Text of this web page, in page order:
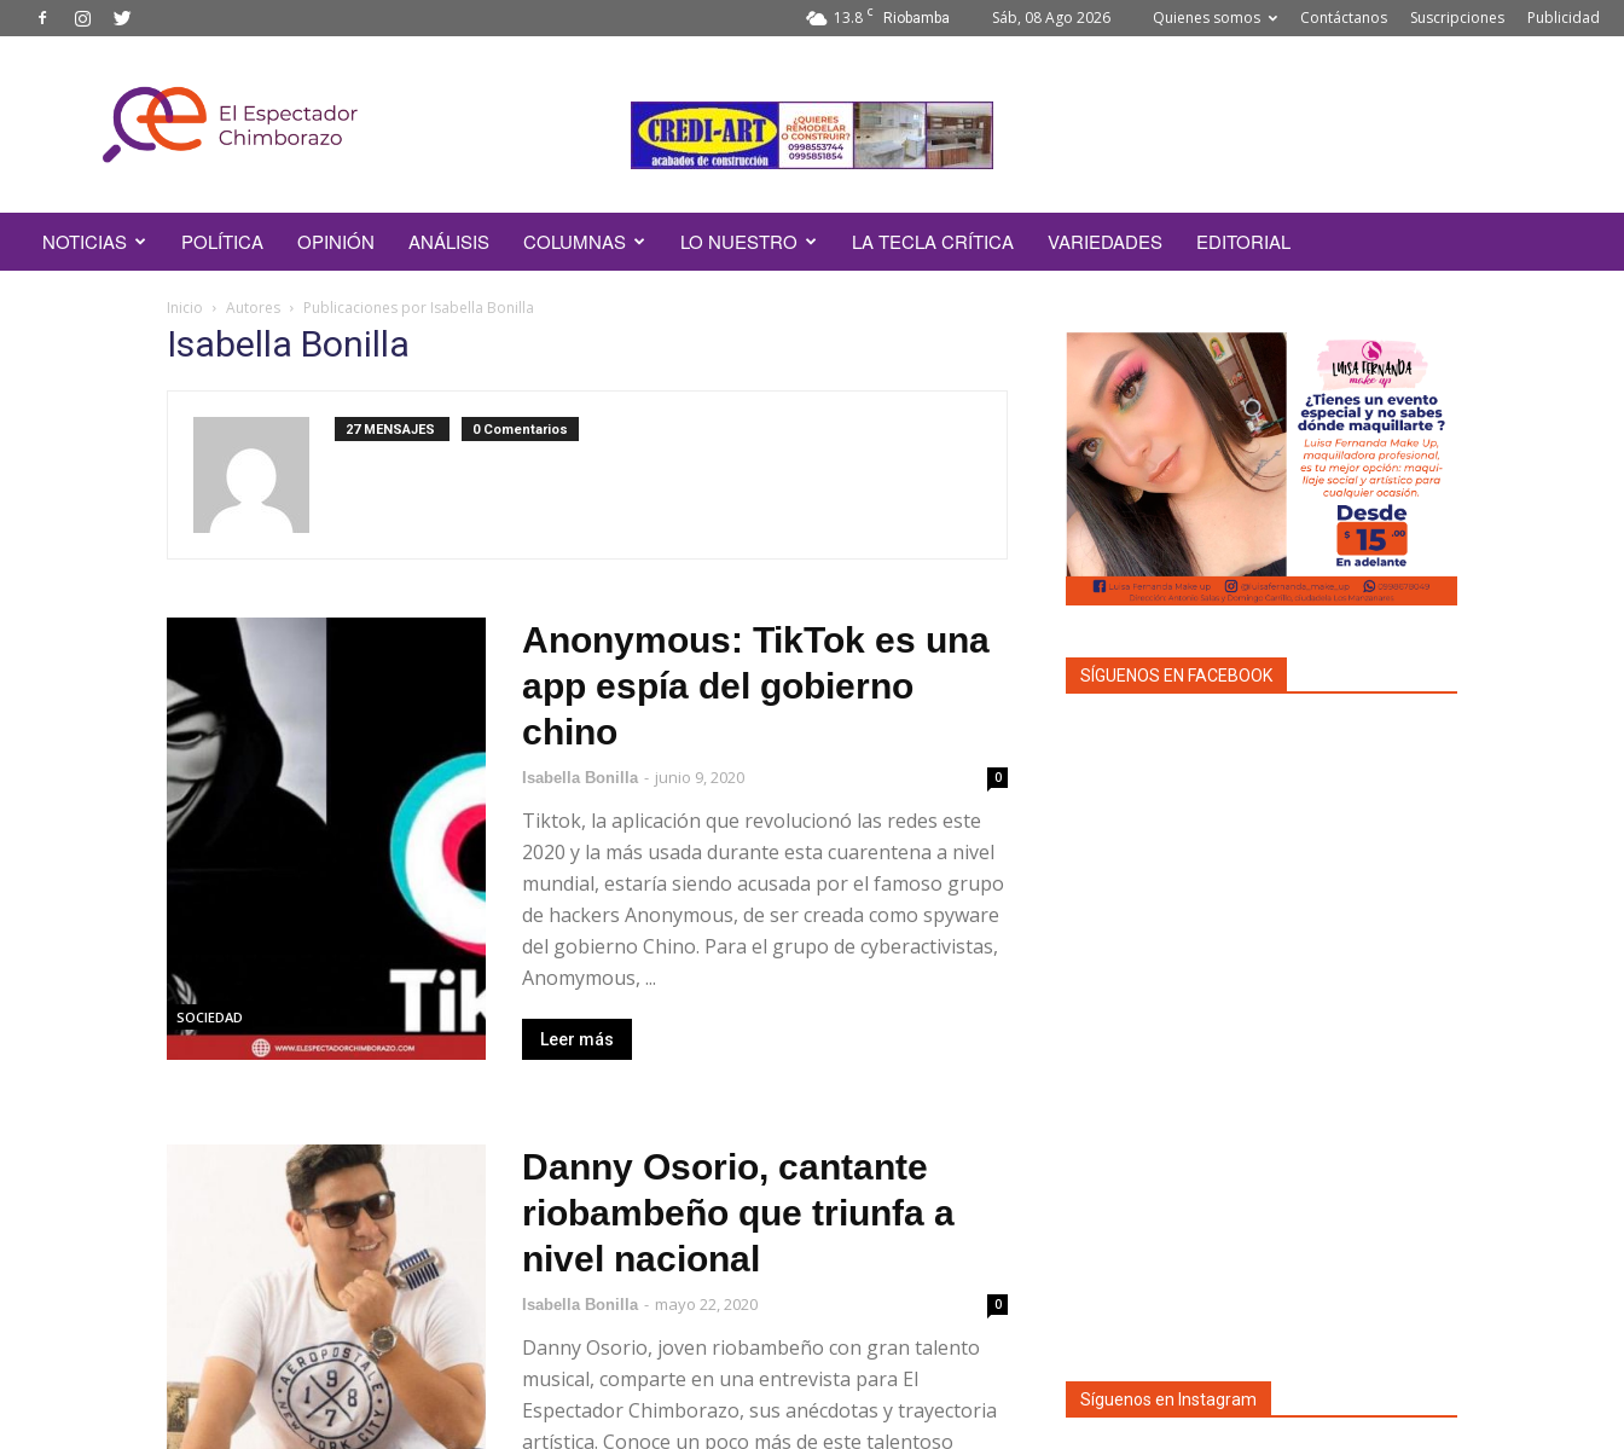
13.8 C Riobamba Sáb, 08 Ago 2026 Quienes somos Contáctanos Suscripciones Publicidad
ESPECTADOR
CHIMBORAZO
NOTICIAS POLÍTICA OPINIÓN ANÁLISIS COLUMNAS LO NUESTRO LA TECLA CRÍTICA VARIEDADES EDITORIAL
Inicio Autores Publicaciones por Isabella Bonilla
Isabella Bonilla
27 MENSAJES 0 Comentarios
SOCIEDAD
Anonymous: TikTok es una
app espía del gobierno
chino
Isabella Bonilla - junio 9, 2020 0
Tiktok, la aplicación que revolucionó las redes este
2020 y la más usada durante esta cuarentena a nivel
mundial, estaría siendo acusada por el famoso grupo
de hackers Anonymous, de ser creada como spyware
del gobierno Chino. Para el grupo de cyberactivistas,
Anomymous, ...
Leer más
Danny Osorio, cantante
riobambeño que triunfa a
nivel nacional
Isabella Bonilla - mayo 22, 2020 0
Danny Osorio, joven riobambeño con gran talento
musical, comparte en una entrevista para El
Espectador Chimborazo, sus anécdotas y trayectoria
artística. Conoce un poco más de este talentoso
SÍGUENOS EN FACEBOOK
Síguenos en Instagram